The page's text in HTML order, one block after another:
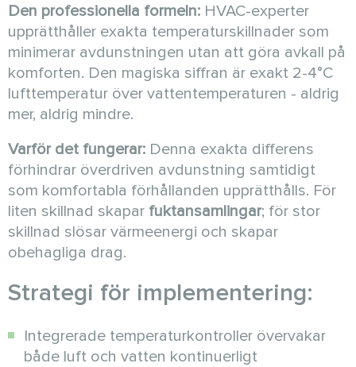
Den professionella formeln: HVAC-experter
upprätthåller exakta temperaturskillnader som
minimerar avdunstningen utan att göra avkall på
komforten. Den magiska siffran är exakt 2-4°C
lufttemperatur över vattentemperaturen - aldrig
mer, aldrig mindre.
Varför det fungerar: Denna exakta differens
förhindrar överdriven avdunstning samtidigt
som komfortabla förhållanden upprätthålls. För
liten skillnad skapar fuktansamlingar; för stor
skillnad slösar värmeenergi och skapar
obehagliga drag.
Strategi för implementering:
Integrerade temperaturkontroller övervakar
både luft och vatten kontinuerligt